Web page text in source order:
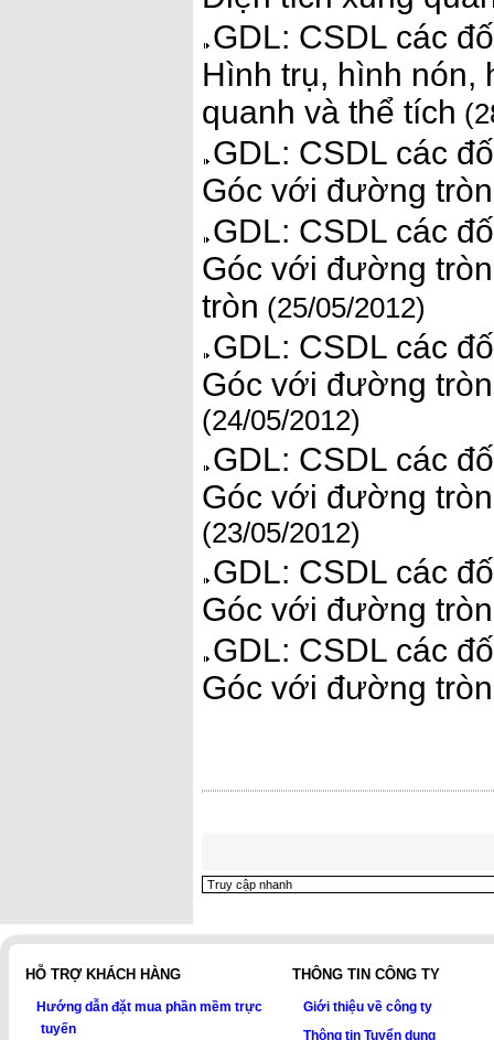
GDL: CSDL các
Hình trụ, hình nón,
quanh và thể tích
GDL: CSDL các
Góc với đường
GDL: CSDL các
Góc với đường
tròn (25/05/2012)
GDL: CSDL các
Góc với đường
(24/05/2012)
GDL: CSDL các
Góc với đường
(23/05/2012)
GDL: CSDL các
Góc với đường
GDL: CSDL các
Góc với đường
HỖ TRỢ KHÁCH HÀNG
Hướng dẫn đặt mua phần mềm trực
tuyến
THÔNG TIN CÔNG TY
Giới thiệu về công ty
Thông tin Tuyển dụng